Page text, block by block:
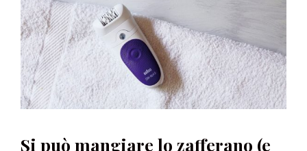
Si può mangiare lo zafferano (e